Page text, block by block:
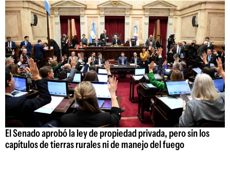
El Senado aprobó la ley de propiedad privada, pero sin los
capítulos de tierras rurales ni de manejo del fuego